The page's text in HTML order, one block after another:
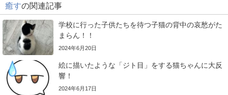
癒すの関連記事
学校に行った子供たちを待つ子猫の背中の哀愁がた
まらん！！
2024年6月20日
絵に描いたような「ジト目」をする猫ちゃんに大反
響！
2024年6月17日